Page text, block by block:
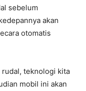
sebelum
akan
otomatis
rudal, teknologi kita
mobil ini akan